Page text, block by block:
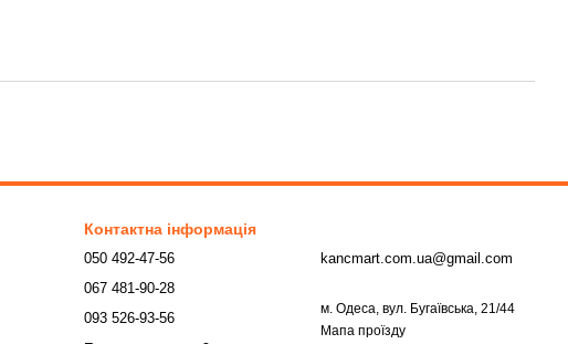
Контактна інформація
050 492-47-56
067 481-90-28
093 526-93-56
kancmart.com.ua@gmail.com
м. Одеса, вул. Бугаївська, 21/44
Мапа проїзду